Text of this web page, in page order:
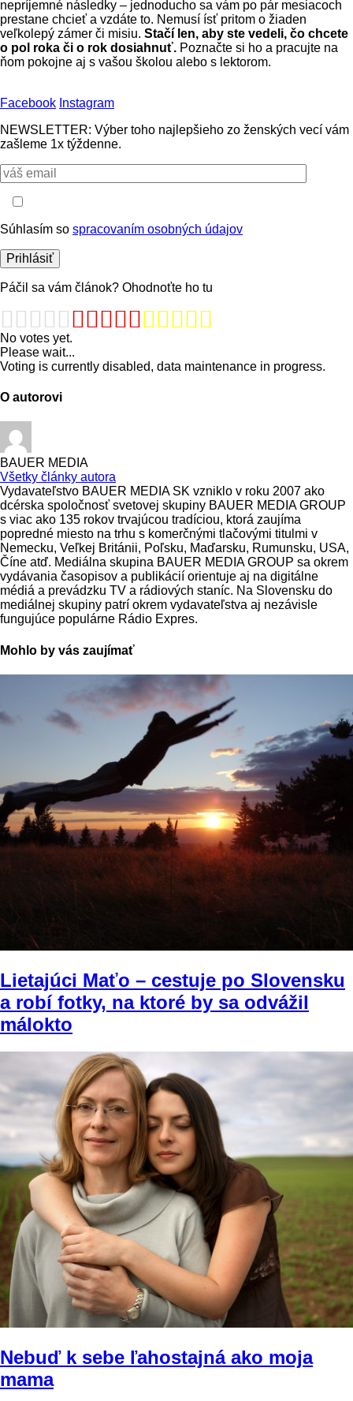
nepríjemné následky – jednoducho sa vám po pár mesiacoch
prestane chcieť a vzdáte to. Nemusí ísť pritom o žiaden
veľkolepý zámer či misiu. Stačí len, aby ste vedeli, čo chcete
o pol roka či o rok dosiahnuť. Poznačte si ho a pracujte na
ňom pokojne aj s vašou školou alebo s lektorom.
Facebook Instagram
NEWSLETTER: Výber toho najlepšieho zo ženských vecí vám
zašleme 1x týždenne.
Súhlasím so spracovaním osobných údajov
Páčil sa vám článok? Ohodnoťte ho tu
No votes yet.
Please wait...
Voting is currently disabled, data maintenance in progress.
O autorovi
BAUER MEDIA
Všetky články autora
Vydavateľstvo BAUER MEDIA SK vzniklo v roku 2007 ako
dcérska spoločnosť svetovej skupiny BAUER MEDIA GROUP
s viac ako 135 rokov trvajúcou tradíciou, ktorá zaujíma
popredné miesto na trhu s komerčnými tlačovými titulmi v
Nemecku, Veľkej Británii, Poľsku, Maďarsku, Rumunsku, USA,
Číne atď. Mediálna skupina BAUER MEDIA GROUP sa okrem
vydávania časopisov a publikácií orientuje aj na digitálne
médiá a prevádzku TV a rádiových staníc. Na Slovensku do
mediálnej skupiny patrí okrem vydavateľstva aj nezávisle
fungujúce populárne Rádio Expres.
Mohlo by vás zaujímať
Lietajúci Maťo – cestuje po Slovensku
a robí fotky, na ktoré by sa odvážil
málokto
Nebuď k sebe ľahostajná ako moja
mama